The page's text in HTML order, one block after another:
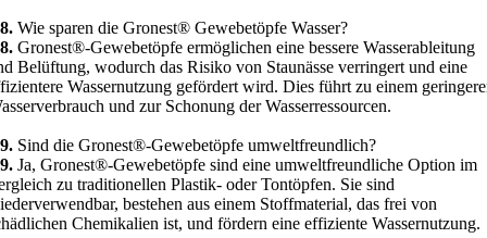
Wie sparen die Gronest® Gewebetöpfe Wasser?
Gronest®-Gewebetöpfe ermöglichen eine bessere Wasserableitung
Belüftung, wodurch das Risiko von Staunässe verringert und eine
Wassernutzung gefördert wird. Dies führt zu einem
und zur Schonung der Wasserressourcen.
Sind die Gronest®-Gewebetöpfe umweltfreundlich?
Ja, Gronest®-Gewebetöpfe sind eine umweltfreundliche Option im
zu traditionellen Plastik- oder Tontöpfen. Sie sind
bestehen aus einem Stoffmaterial, das frei von
Chemikalien ist, und fördern eine effiziente Wassernutzung.